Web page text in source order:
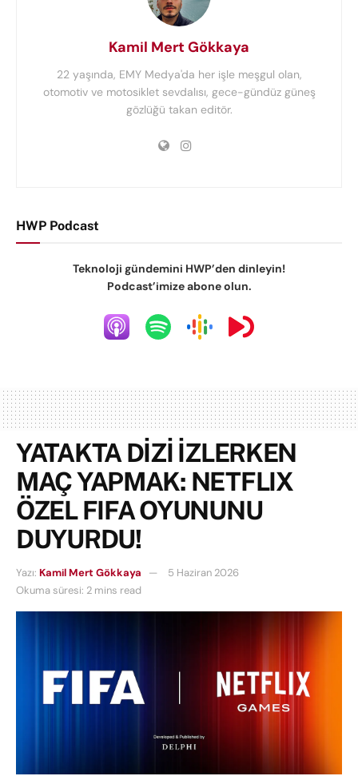
Kamil Mert Gökkaya
22 yaşında, EMY Medya'da her işle meşgul olan,
otomotiv ve motosiklet sevdalısı, gece-gündüz güneş
gözlüğü takan editör.
HWP Podcast
Teknoloji gündemini HWP’den dinleyin!
Podcast’imize abone olun.
YATAKTA DİZİ İZLERKEN
MAÇ YAPMAK: NETFLIX
ÖZEL FIFA OYUNUNU
DUYURDU!
Yazı: Kamil Mert Gökkaya
5 Haziran 2026
Okuma süresi: 2 mins read